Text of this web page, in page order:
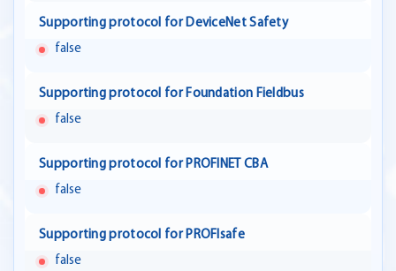
Supporting protocol for DeviceNet Safety
false
Supporting protocol for Foundation Fieldbus
false
Supporting protocol for PROFINET CBA
false
Supporting protocol for PROFIsafe
false